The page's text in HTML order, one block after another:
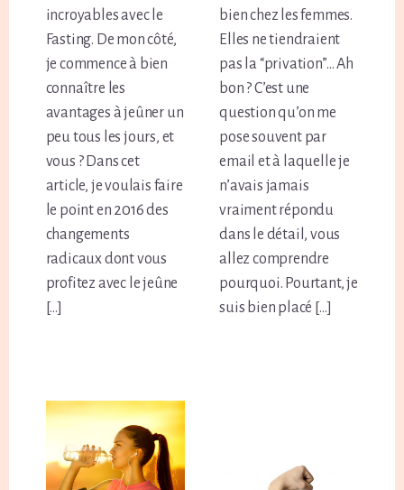
incroyables avec le
Fasting. De mon côté,
je commence à bien
connaître les
avantages à jeûner un
peu tous les jours, et
vous ? Dans cet
article, je voulais faire
le point en 2016 des
changements
radicaux dont vous
profitez avec le jeûne
[…]
bien chez les femmes.
Elles ne tiendraient
pas la “privation”… Ah
bon ? C’est une
question qu’on me
pose souvent par
email et à laquelle je
n’avais jamais
vraiment répondu
dans le détail, vous
allez comprendre
pourquoi. Pourtant, je
suis bien placé […]